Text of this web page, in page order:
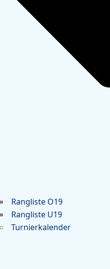
Rangliste O19
Rangliste U19
Turnierkalender